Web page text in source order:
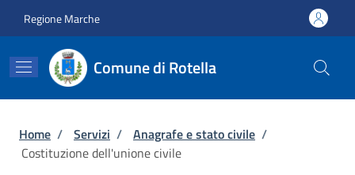
Regione Marche
Comune di Rotella
Briciole di pane
Home / Servizi / Anagrafe e stato civile /
Costituzione dell'unione civile